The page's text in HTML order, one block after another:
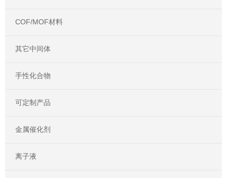
COF/MOF材料
其它中间体
手性化合物
可定制产品
金属催化剂
离子液